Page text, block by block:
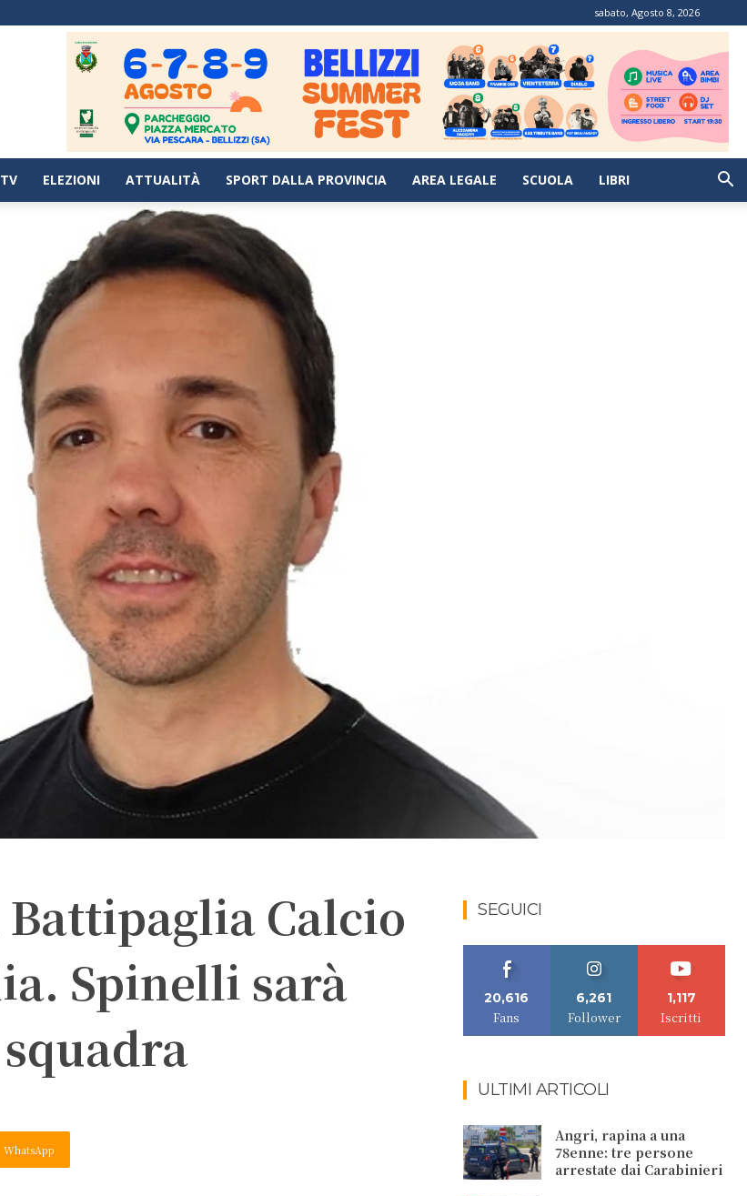
sabato, Agosto 8, 2026
ELEZIONI ATTUALITÀ SPORT DALLA PROVINCIA AREA LEGALE SCUOLA LIBRI
Calcio
Spinelli sarà
WhatsApp
SEGUICI
20,616
Fans
6,261
Follower
1,117
Iscritti
ULTIMI ARTICOLI
Angri, rapina a una
78enne: tre persone
arrestate dai Carabinieri